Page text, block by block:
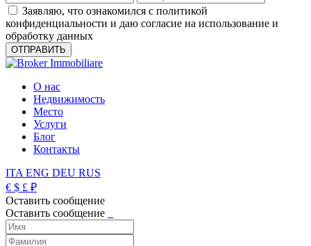
Заявляю, что ознакомился с политикой
конфиденциальности и даю согласие на использование и
обработку данных
О нас
Недвижимость
Место
Услуги
Блог
Контакты
ITA ENG DEU RUS
€ $ £ ₽
Оставить сообщение
Оставить сообщение